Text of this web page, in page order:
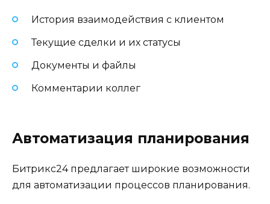
История взаимодействия с клиентом
Текущие сделки и их статусы
Документы и файлы
Комментарии коллег
Автоматизация планирования
Битрикс24 предлагает широкие возможности
для автоматизации процессов планирования.